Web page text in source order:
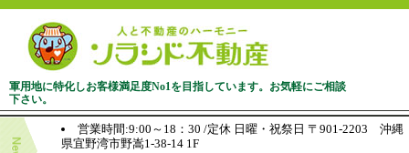
軍用地に特化しお客様満足度No1を目指しています。お気軽にご相談
下さい。
営業時間:9:00～18：30 /定休 日曜・祝祭日 〒901-2203 沖縄
県宜野湾市野嵩1-38-14 1F